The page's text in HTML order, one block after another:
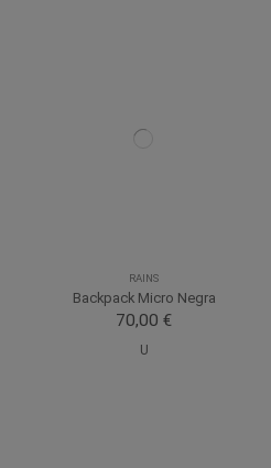
RAINS
Backpack Micro Negra
70,00 €
U